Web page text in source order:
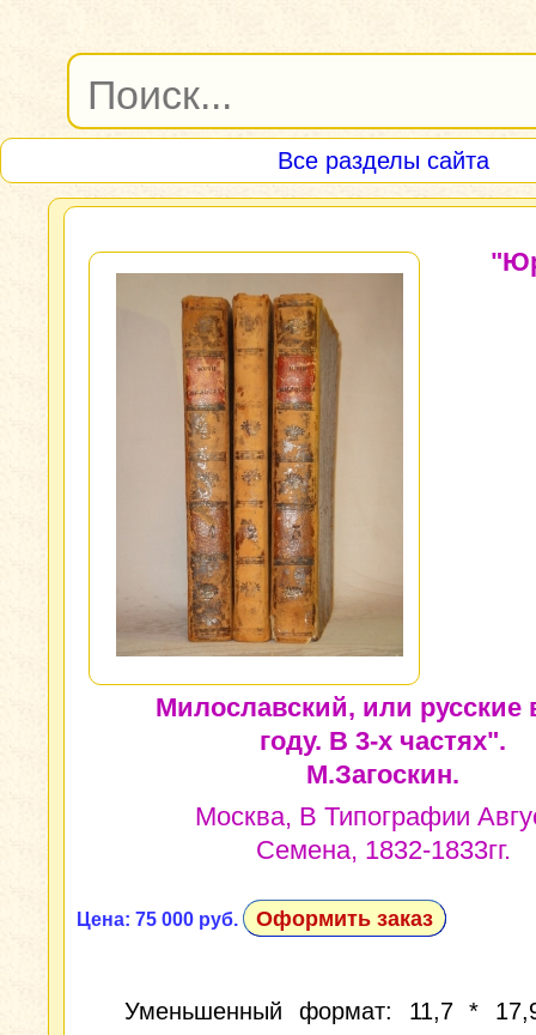
Все разделы сайта
Милославский, или русские
году. В 3-х частях".
М.Загоскин.
Москва, В Типографии
Семена, 1832-1833гг.
Цена: 75 000 руб. Оформить заказ
Уменьшенный формат: 11,7 *